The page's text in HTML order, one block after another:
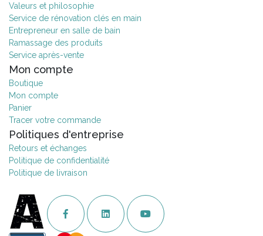
Valeurs et philosophie
Service de rénovation clés en main
Entrepreneur en salle de bain
Ramassage des produits
Service après-vente
Mon compte
Boutique
Mon compte
Panier
Tracer votre commande
Politiques d'entreprise
Retours et échanges
Politique de confidentialité
Politique de livraison